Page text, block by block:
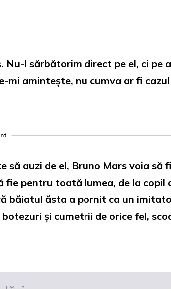
l sărbătorim direct pe el, ci pe
mi amintește, nu cumva ar fi
auzi de el, Bruno Mars voia să
pentru toată lumea, de la copil
băiatul ăsta a pornit ca un
și cumetrii de orice fel,